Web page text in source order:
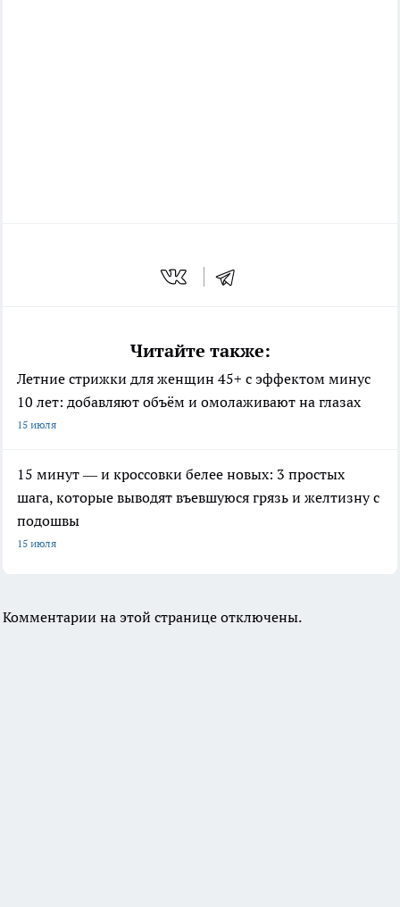
Читайте также:
Летние стрижки для женщин 45+ с эффектом минус
10 лет: добавляют объём и омолаживают на глазах
15 июля
15 минут — и кроссовки белее новых: 3 простых
шага, которые выводят въевшуюся грязь и желтизну с
подошвы
15 июля
Комментарии на этой странице отключены.